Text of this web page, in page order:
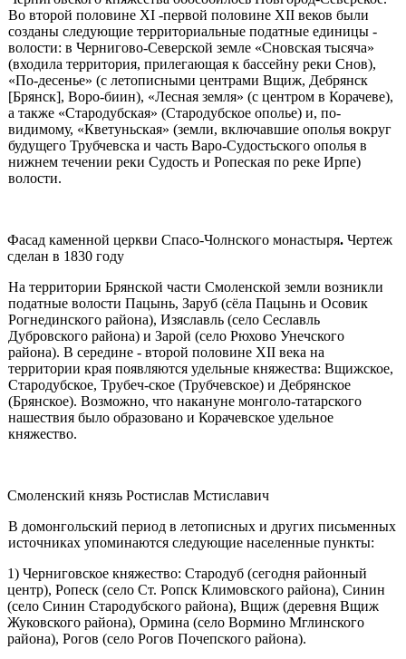
Во второй половине XI -первой половине XII веков были
созданы следующие территориальные податные единицы -
волости: в Чернигово-Северской земле «Сновская тысяча»
(входила территория, прилегающая к бассейну реки Снов),
«По-десенье» (с летописными центрами Вщиж, Дебрянск
[Брянск], Воро-биин), «Лесная земля» (с центром в Корачеве),
а также «Стародубская» (Стародубское ополье) и, по-
видимому, «Кветуньская» (земли, включав­шие ополья вокруг
будущего Трубчевска и часть Варо-Судостьского опо­лья в
нижнем течении реки Судость и Ропеская по реке Ирпе)
волости.
Фасад каменной церкви Спасо-Чолнского монастыря. Чертеж
сделан в 1830 году
На территории Брянской части Смоленской земли возникли
подат­ные волости Пацынь, Заруб (сёла Пацынь и Осовик
Рогнединского райо­на), Изяславль (село Сеславль
Дубровского района) и Зарой (село Рюхово Унечского
района). В середине - второй половине XII века на
территории края появляются удельные княжества: Вщижское,
Стародубское, Трубеч-ское (Трубчевское) и Дебрянское
(Брянское). Возможно, что накануне монголо-татарского
нашествия было образовано и Корачевское удельное
княжество.
Смоленский князь Ростислав Мстиславич
В домонгольский период в летописных и других письменных
источ­никах упоминаются следующие населенные пункты:
1) Черниговское княжество: Стародуб (сегодня районный
центр), Ропеск (село Ст. Ропск Климовского района), Синин
(село Синин Стародубского района), Вщиж (деревня Вщиж
Жуковского района), Ормина (село Вормино Мглинского
района), Рогов (село Рогов Почепского района).